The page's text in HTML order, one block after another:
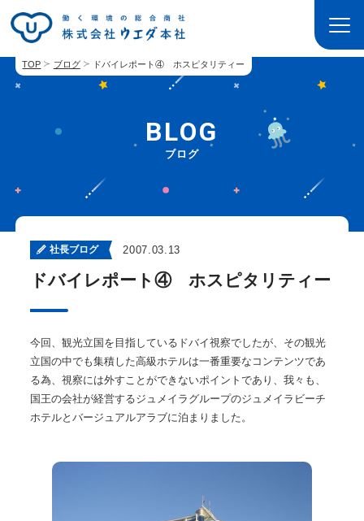
TOP ブログ ドバイレポート④ ホスピタリティー
BLOG
ブログ
社長ブログ 2007.03.13
ドバイレポート④ ホスピタリティー
今回、観光立国を目指しているドバイ視察でしたが、その観光
立国の中でも集積した高級ホテルは一番重要なコンテンツであ
る為、視察には外すことができないポイントであり、我々も、
国王の会社が経営するジュメイラグループのジュメイラビーチ
ホテルとバージュアルアラブに泊まりました。